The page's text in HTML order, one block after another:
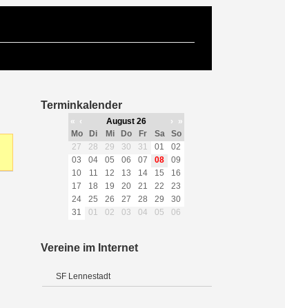
Terminkalender
« ‹ August 26 ›
»
Mo
Di Mi Do Fr Sa
So
27
28 29 30 31 01
02
03
04 05 06 07 08
09
10
11 12 13 14 15
16
17
18 19 20 21 22
23
24
25 26 27 28 29
30
31
01 02 03 04 05 06
Vereine im Internet
SF Lennestadt